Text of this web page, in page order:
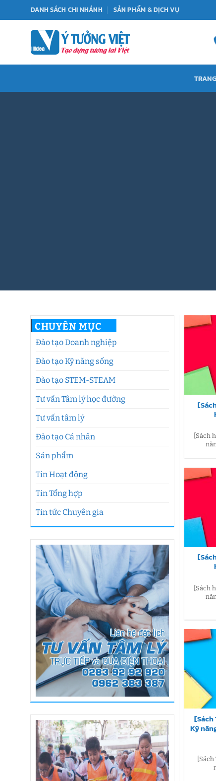
qua
DANH SÁCH CHI NHÁNH SẢN PHẨM & DỊCH VỤ
CHUYÊN MỤC
Đào tạo Doanh nghiệp
Đào tạo Kỹ năng sống
Đào tạo STEM-STEAM
Tư vấn Tâm lý học đường
Tư vấn tâm lý
Đào tạo Cá nhân
Sản phẩm
Tin Hoạt động
Tin Tổng hợp
Tin tức Chuyên gia
[Sách
[Sách
[Sách
Kỹ